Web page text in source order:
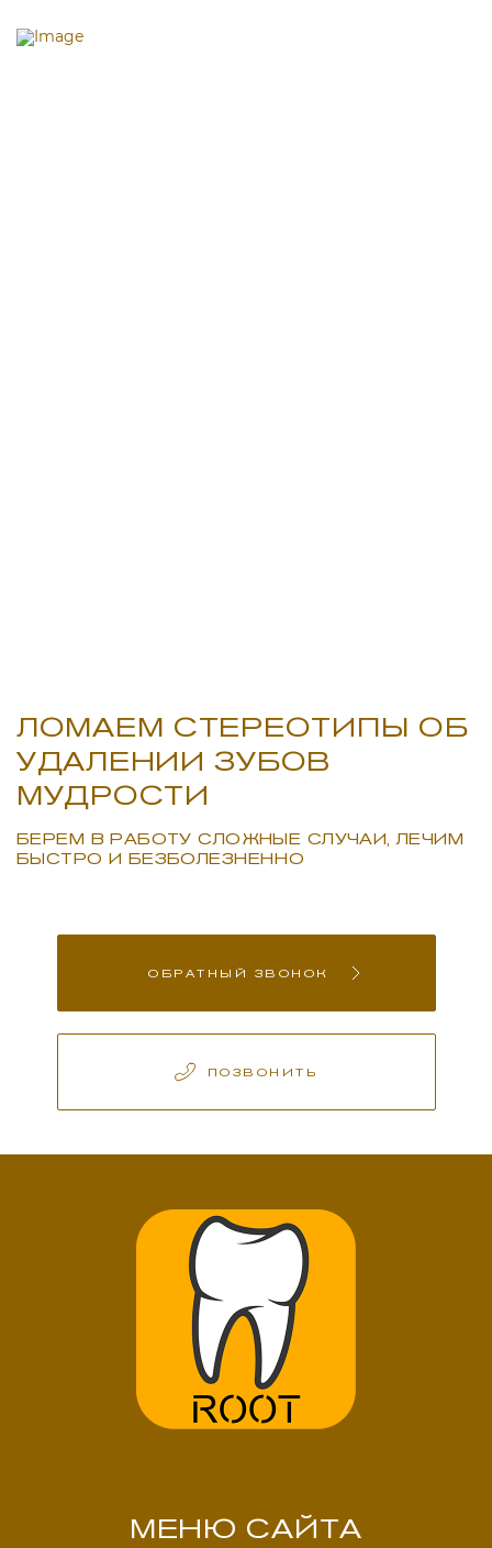
ЛОМАЕМ СТЕРЕОТИПЫ ОБ
УДАЛЕНИИ ЗУБОВ
МУДРОСТИ
БЕРЕМ В РАБОТУ СЛОЖНЫЕ СЛУЧАИ, ЛЕЧИМ
БЫСТРО И БЕЗБОЛЕЗНЕННО
ОБРАТНЫЙ ЗВОНОК
ПОЗВОНИТЬ
МЕНЮ САЙТА